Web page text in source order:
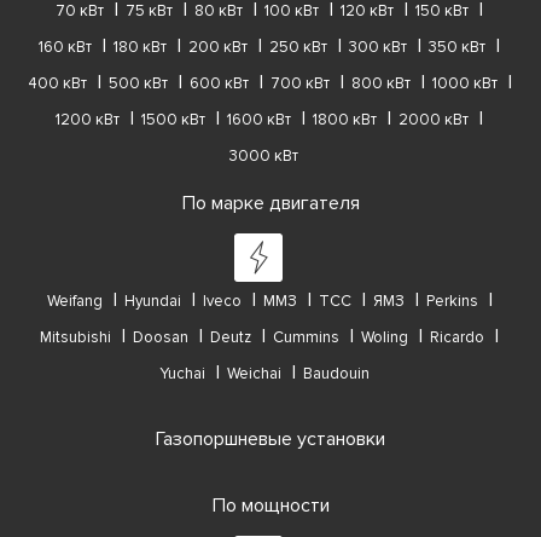
70 кВт
75 кВт 80 кВт 100 кВт 120 кВт
150 кВт
160 кВт
180 кВт 200 кВт 250 кВт 300 кВт
350 кВт
400 кВт
500 кВт 600 кВт 700 кВт 800 кВт
1000 кВт
1200 кВт
1500 кВт 1600 кВт 1800 кВт
2000 кВт
3000 кВт
По марке двигателя
Weifang Hyundai Iveco ММЗ ТСС ЯМЗ
Perkins
Mitsubishi
Doosan Deutz Cummins Woling
Ricardo
Yuchai
Weichai Baudouin
Газопоршневые установки
По мощности